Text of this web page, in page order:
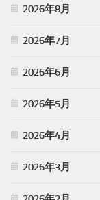
2026年8月
2026年7月
2026年6月
2026年5月
2026年4月
2026年3月